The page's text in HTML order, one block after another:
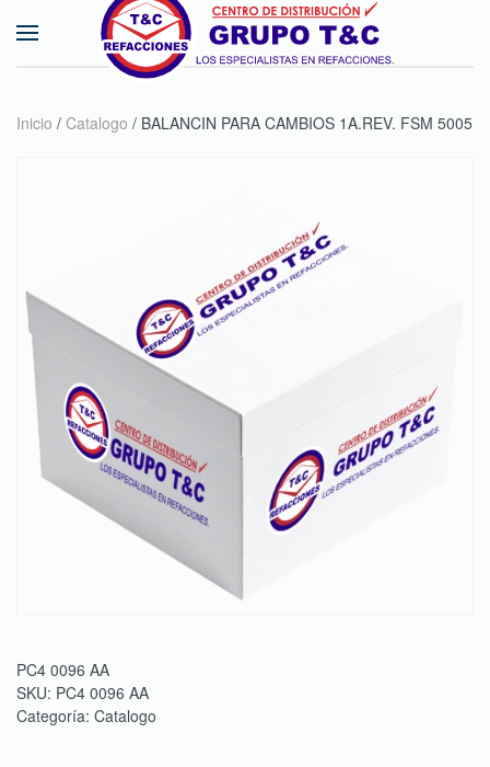
Skip to main content
Inicio / Catalogo / BALANCIN PARA CAMBIOS 1A.REV. FSM 5005
PC4 0096 AA
SKU: PC4 0096 AA
Categoría: Catalogo